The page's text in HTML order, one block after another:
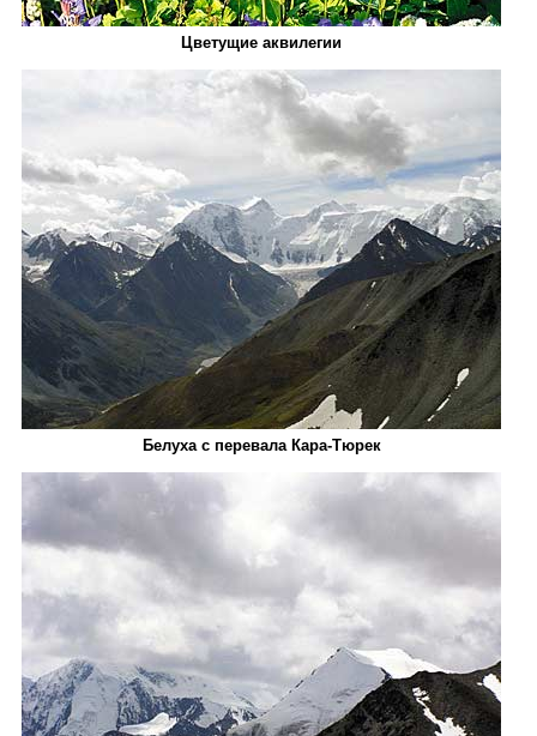
Цветущие аквилегии
Белуха с перевала Кара-­Тюрек